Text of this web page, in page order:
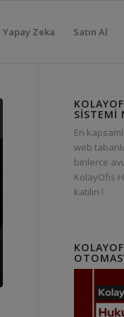
Yapay Zeka Satın Al
SISTEMI
En
web
binlerce
KolayOfis
katılın !